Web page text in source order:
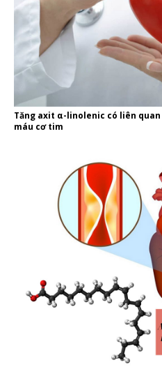
Tăng axit α-linolenic có liên quan
máu cơ tim